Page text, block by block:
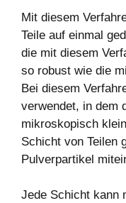
Mit diesem
Teile auf einmal
die mit diesem
so robust wie die
Bei diesem
verwendet, in dem
mikroskopisch
Schicht von Teilen
Pulverpartikel
Jede Schicht kann